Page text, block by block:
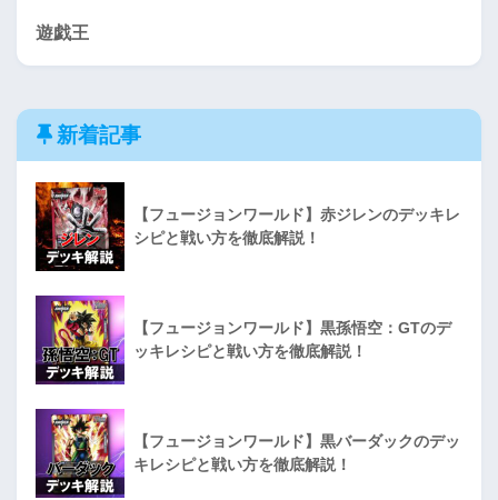
遊戯王
新着記事
【フュージョンワールド】赤ジレンのデッキレ
シピと戦い方を徹底解説！
【フュージョンワールド】黒孫悟空：GTのデ
ッキレシピと戦い方を徹底解説！
【フュージョンワールド】黒バーダックのデッ
キレシピと戦い方を徹底解説！